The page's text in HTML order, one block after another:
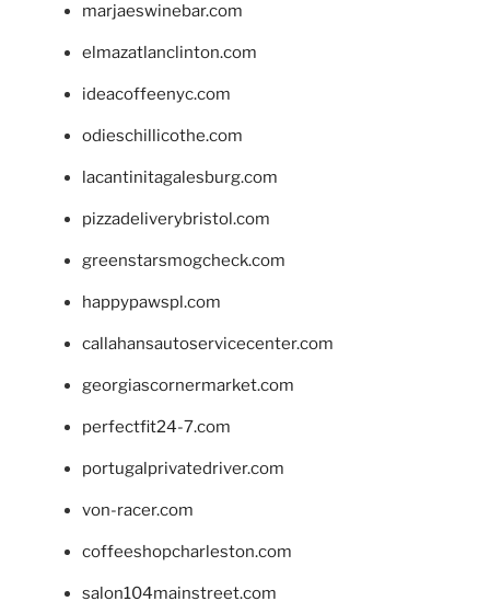
marjaeswinebar.com
elmazatlanclinton.com
ideacoffeenyc.com
odieschillicothe.com
lacantinitagalesburg.com
pizzadeliverybristol.com
greenstarsmogcheck.com
happypawspl.com
callahansautoservicecenter.com
georgiascornermarket.com
perfectfit24-7.com
portugalprivatedriver.com
von-racer.com
coffeeshopcharleston.com
salon104mainstreet.com